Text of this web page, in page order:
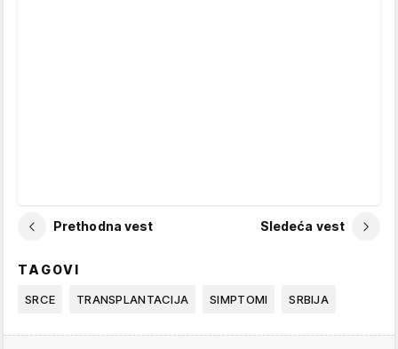
Prethodna vest Sledeća vest
TAGOVI
SRCE TRANSPLANTACIJA SIMPTOMI SRBIJA